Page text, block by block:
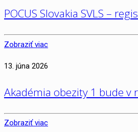
POCUS Slovakia SVLS –
Zobraziť viac
13. júna 2026
Akadémia obezity 1 bude v
Zobraziť viac